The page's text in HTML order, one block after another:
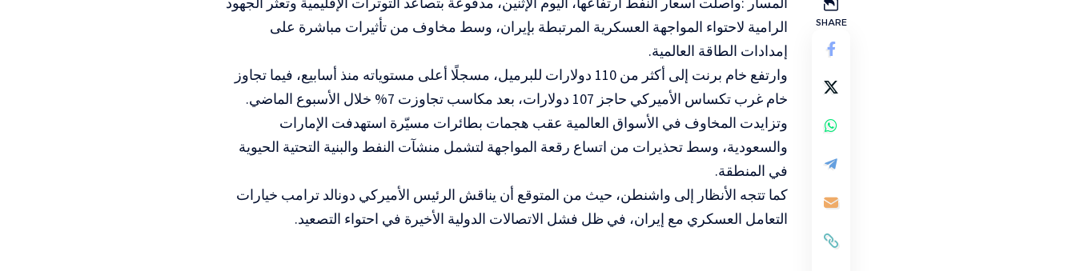
SHARE
الرامية لاحتواء المواجهة العسكرية المرتبطة بإيران، وسط مخاوف من تأثيرات مباشرة على
إمدادات الطاقة العالمية.
وارتفع خام برنت إلى أكثر من 110 دولارات للبرميل، مسجلًا أعلى مستوياته منذ أسابيع، فيما تجاوز
خام غرب تكساس الأميركي حاجز 107 دولارات، بعد مكاسب تجاوزت 7% خلال الأسبوع الماضي.
وتزايدت المخاوف في الأسواق العالمية عقب هجمات بطائرات مسيّرة استهدفت الإمارات
والسعودية، وسط تحذيرات من اتساع رقعة المواجهة لتشمل منشآت النفط والبنية التحتية الحيوية
في المنطقة.
كما تتجه الأنظار إلى واشنطن، حيث من المتوقع أن يناقش الرئيس الأميركي دونالد ترامب خيارات
التعامل العسكري مع إيران، في ظل فشل الاتصالات الدولية الأخيرة في احتواء التصعيد.